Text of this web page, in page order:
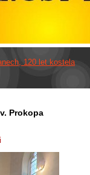
120 let kostela
Prokopa